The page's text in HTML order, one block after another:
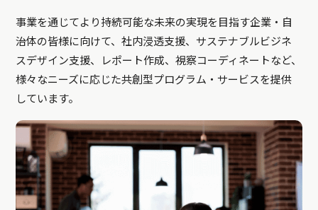
事業を通じてより持続可能な未来の実現を目指す企業・自
治体の皆様に向けて、社内浸透支援、サステナブルビジネ
スデザイン支援、レポート作成、視察コーディネートなど、
様々なニーズに応じた共創型プログラム・サービスを提供
しています。